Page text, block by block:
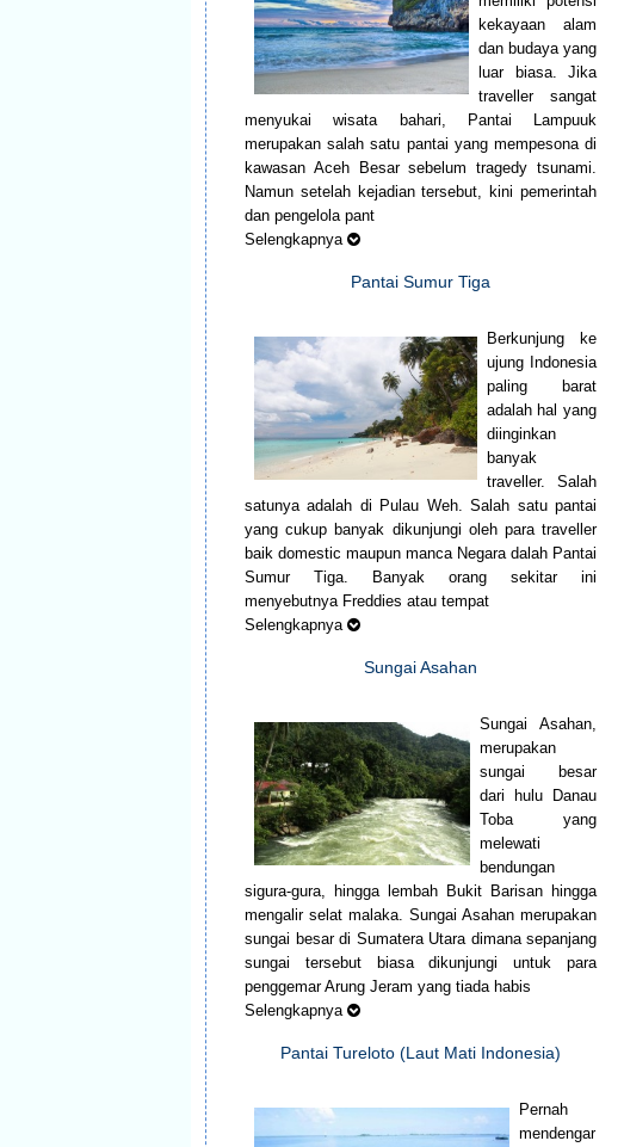
kekayaan alam
dan budaya yang
luar biasa. Jika
traveller sangat
menyukai wisata bahari, Pantai Lampuuk
merupakan salah satu pantai yang mempesona di
kawasan Aceh Besar sebelum tragedy tsunami.
Namun setelah kejadian tersebut, kini pemerintah
dan pengelola pant
Selengkapnya
Pantai Sumur Tiga
Berkunjung ke
ujung Indonesia
paling barat
adalah hal yang
diinginkan
banyak
traveller. Salah
satunya adalah di Pulau Weh. Salah satu pantai
yang cukup banyak dikunjungi oleh para traveller
baik domestic maupun manca Negara dalah Pantai
Sumur Tiga. Banyak orang sekitar ini
menyebutnya Freddies atau tempat
Selengkapnya
Sungai Asahan
Sungai Asahan,
merupakan
sungai besar
dari hulu Danau
Toba yang
melewati
bendungan
sigura-gura, hingga lembah Bukit Barisan hingga
mengalir selat malaka. Sungai Asahan merupakan
sungai besar di Sumatera Utara dimana sepanjang
sungai tersebut biasa dikunjungi untuk para
penggemar Arung Jeram yang tiada habis
Selengkapnya
Pantai Tureloto (Laut Mati Indonesia)
Pernah
mendengar